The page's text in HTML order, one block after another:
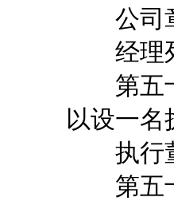
公司章
经理列
第五十
以设一名
执行董
第五十